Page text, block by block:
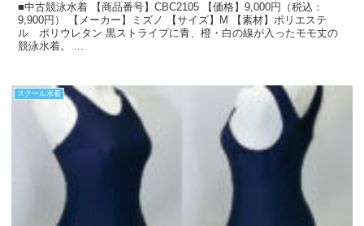
■中古競泳水着 【商品番号】CBC2105 【価格】9,000円（税込：
9,900円） 【メーカー】ミズノ 【サイズ】M 【素材】ポリエステ
ル ポリウレタン 黒ストライプに青、橙・白の線が入ったモモ丈の
競泳水着。 ...
スクール水着